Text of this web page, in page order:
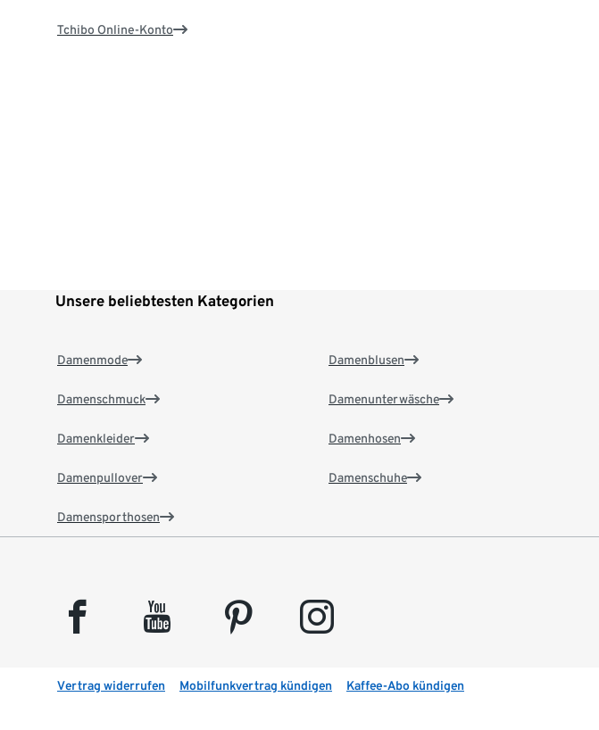
Tchibo Online-Konto
Unsere beliebtesten Kategorien
Damenmode
Damenschmuck
Damenkleider
Damenpullover
Damensporthosen
Damenblusen
Damenunterwäsche
Damenhosen
Damenschuhe
facebook youtube pinterest instagram
Vertrag widerrufen Mobilfunkvertrag kündigen Kaffee-Abo kündigen